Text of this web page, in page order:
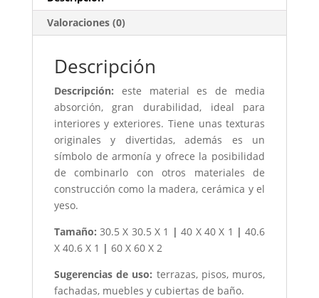
Valoraciones (0)
Descripción
Descripción: este material es de media
absorción, gran durabilidad, ideal para
interiores y exteriores. Tiene unas texturas
originales y divertidas, además es un
símbolo de armonía y ofrece la posibilidad
de combinarlo con otros materiales de
construcción como la madera, cerámica y el
yeso.
Tamaño: 30.5 X 30.5 X 1 | 40 X 40 X 1 | 40.6
X 40.6 X 1 | 60 X 60 X 2
Sugerencias de uso: terrazas, pisos, muros,
fachadas, muebles y cubiertas de baño.